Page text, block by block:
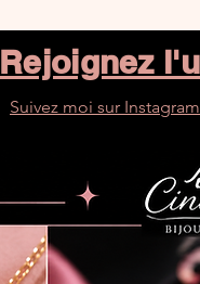
Rejoignez
Suivez moi sur